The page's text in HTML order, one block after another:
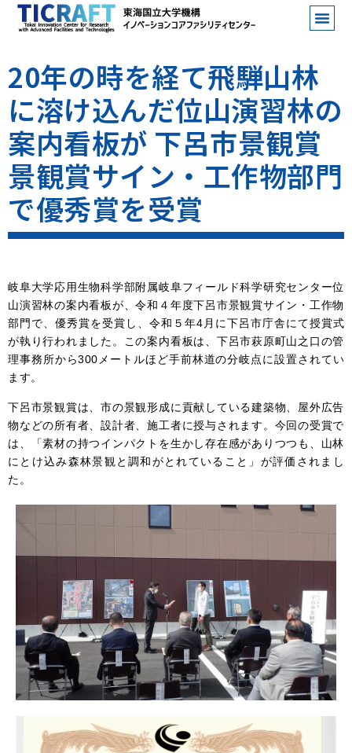
20年の時を経て飛騨山林
に溶け込んだ位山演習林の
案内看板が 下呂市景観賞
景観賞サイン・工作物部門
で優秀賞を受賞
岐阜大学応用生物科学部附属岐阜フィールド科学研究センター位
山演習林の案内看板が、令和４年度下呂市景観賞サイン・工作物
部門で、優秀賞を受賞し、令和５年4月に下呂市庁舎にて授賞式
が執り行われました。この案内看板は、下呂市萩原町山之口の管
理事務所から300メートルほど手前林道の分岐点に設置されてい
ます。
下呂市景観賞は、市の景観形成に貢献している建築物、屋外広告
物などの所有者、設計者、施工者に授与されます。今回の受賞で
は、「素材の持つインパクトを生かし存在感がありつつも、山林
にとけ込み森林景観と調和がとれていること」が評価されまし
た。